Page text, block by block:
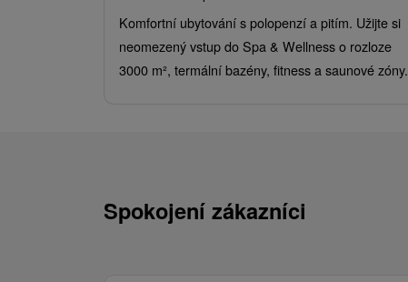
Komfortní ubytování s polopenzí a pitím. Užijte si
neomezený vstup do Spa & Wellness o rozloze
3000 m², termální bazény, fitness a saunové zóny.
Spokojení zákazníci